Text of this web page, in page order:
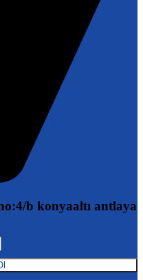
b konyaaltı antlaya